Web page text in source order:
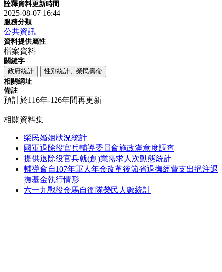
詮釋資料更新時間
2025-08-07 16:44
服務分類
公共資訊
資料提供屬性
檔案資料
關鍵字
政府統計
性別統計、榮民壽命
相關網址
備註
預計於116年-126年間再更新
相關資料集
榮民婚姻狀況統計
國軍退除役官兵輔導委員會施政滿意度調查
提供退除役官兵就(創)業需求人次動態統計
輔導會自107年軍人年金改革後節省退撫經費支出挹注退
撫基金執行情形
六一九戰役金馬自衛隊榮民人數統計